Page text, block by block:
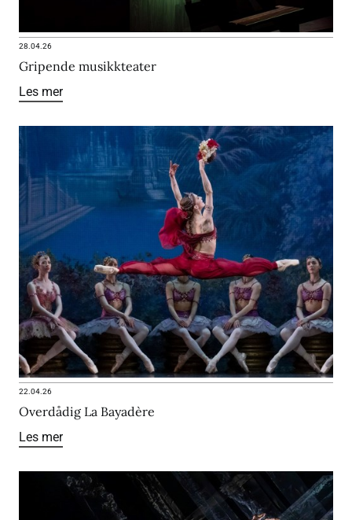
28.04.26
Gripende musikkteater
Les mer
22.04.26
Overdådig La Bayadère
Les mer